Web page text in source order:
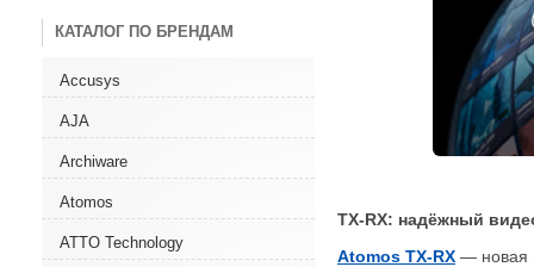
КАТАЛОГ ПО БРЕНДАМ
Accusys
AJA
Archiware
Atomos
ATTO Technology
TX-RX: надёжный
Atomos TX-RX — новая